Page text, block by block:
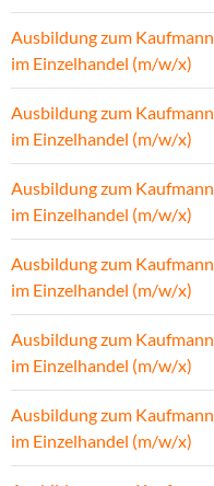
Ausbildung zum Kaufmann
im Einzelhandel (m/w/x)
Ausbildung zum Kaufmann
im Einzelhandel (m/w/x)
Ausbildung zum Kaufmann
im Einzelhandel (m/w/x)
Ausbildung zum Kaufmann
im Einzelhandel (m/w/x)
Ausbildung zum Kaufmann
im Einzelhandel (m/w/x)
Ausbildung zum Kaufmann
im Einzelhandel (m/w/x)